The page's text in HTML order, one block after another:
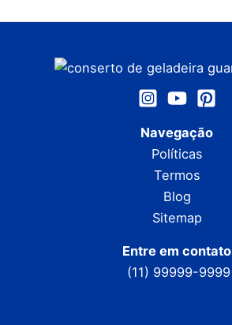
Navegação
Políticas
Termos
Blog
Sitemap
Entre em contato
(11) 99999-9999